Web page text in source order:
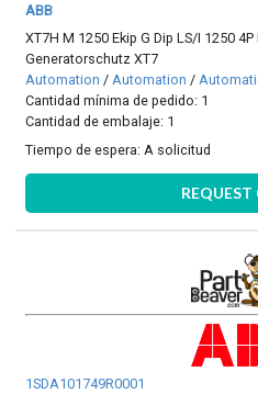
ABB
XT7H M 1250 Ekip G Dip LS/I 1250
Generatorschutz XT7
Automation /Automation /
Cantidad mínima de pedido: 1
Cantidad de embalaje: 1
Tiempo de espera: A solicitud
1SDA101749R0001